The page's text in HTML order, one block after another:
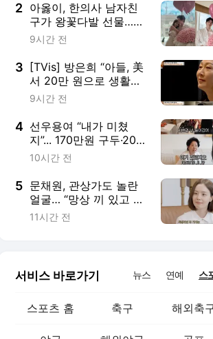
2 아옳이, 한의사 남자친
구가 왕꽃다발 선물…
“프로포즈는 아냐” [IS하
9시간 전
3
[TVis] 방은희 “아들, 美
서 20만 원으로 생활…
자투리 고기 먹는다고”
9시간 전
4 선우용여 “내가 미쳤
지”... 170만원 구두·200
만원 샤넬 공개
10시간 전
5 문채원, 관상가도 놀란
얼굴… “망상 끼 있고 욕
망 커”
11시간 전
서비스 바로가기 뉴스 연예 스
스포츠 홈 축구 해외축